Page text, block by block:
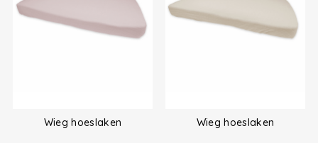
Wieg hoeslaken Wieg hoeslaken